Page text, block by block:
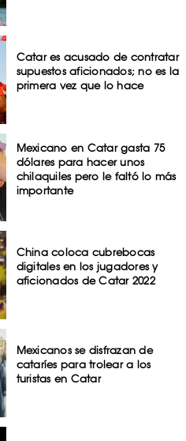
Catar es acusado de contratar
supuestos aficionados; no es la
primera vez que lo hace
Mexicano en Catar gasta 75
dólares para hacer unos
chilaquiles pero le faltó lo más
importante
China coloca cubrebocas
digitales en los jugadores y
aficionados de Catar 2022
Mexicanos se disfrazan de
cataríes para trolear a los
turistas en Catar